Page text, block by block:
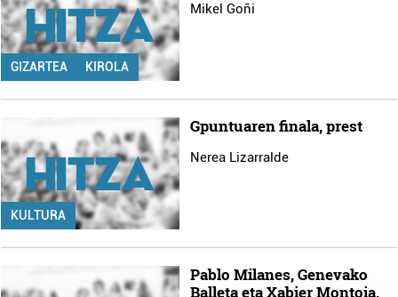
GIZARTEA KIROLA
Mikel Goñi
KULTURA
Gpuntuaren finala, prest
Nerea Lizarralde
Pablo Milanes, Genevako
Balleta eta Xabier Montoia,